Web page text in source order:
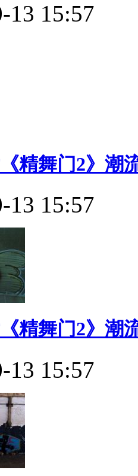
13 15:57
精舞门2》潮
13 15:57
精舞门2》潮
13 15:57